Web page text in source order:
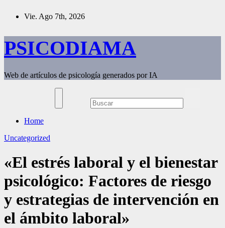
Vie. Ago 7th, 2026
PSICODIAMA
Web de artículos de psicología generados por IA
Home
Uncategorized
«El estrés laboral y el bienestar
psicológico: Factores de riesgo
y estrategias de intervención en
el ámbito laboral»